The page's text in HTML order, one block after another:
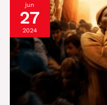
Santa
Catarina
jun
27
2024